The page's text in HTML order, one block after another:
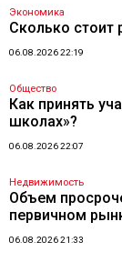
Экономика
Сколько стоит
06.08.2026 22:19
Общество
Как принять
школах»?
06.08.2026 22:07
Недвижимость
Объем
первичном
06.08.2026 21:33